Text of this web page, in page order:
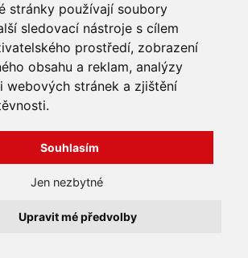
stránky používají soubory
sledovací nástroje s cílem
prostředí, zobrazení
obsahu a reklam, analýzy
webových stránek a zjištění
Souhlasím
Jen nezbytné
Upravit mé předvolby
od
Bravura s.r.o. © 2026
profesionální webové stránky: triangl web
grafika: dwgd